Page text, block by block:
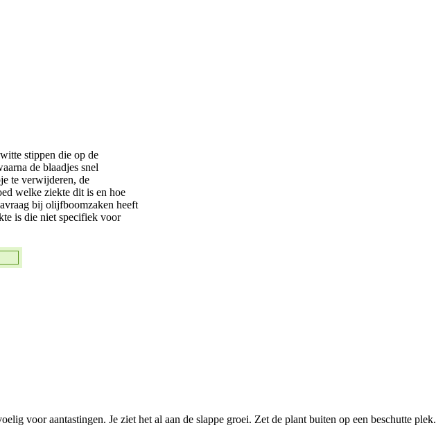
stippen die op de
de blaadjes snel
te verwijderen, de
welke ziekte dit is en hoe
bij olijfboomzaken heeft
is die niet specifiek voor
voor aantastingen. Je ziet het al aan de slappe groei. Zet de plant buiten op een beschutte plek.